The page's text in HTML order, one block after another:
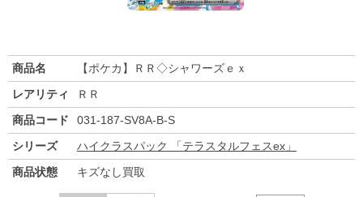
商品名
【ポケカ】ＲＲ◇シャワーズｅｘ
レアリティ
ＲＲ
商品コード
031-187-SV8A-B-S
シリーズ
ハイクラスパック 「テラスタルフェスex」
商品状態
キズなし買取